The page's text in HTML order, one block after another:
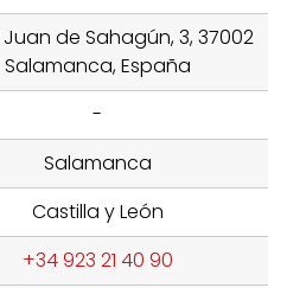
Juan de Sahagún, 3, 37002
Salamanca, España
-
Salamanca
Castilla y León
+34 923 21 40 90